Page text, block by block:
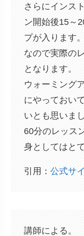
さらにインス
ン開始後15～
プが入ります。
なので実際の
となります。
ウォーミング
にやっておい
いとも思いま
60分のレッス
身としてはと
引用：公式サ
講師による。